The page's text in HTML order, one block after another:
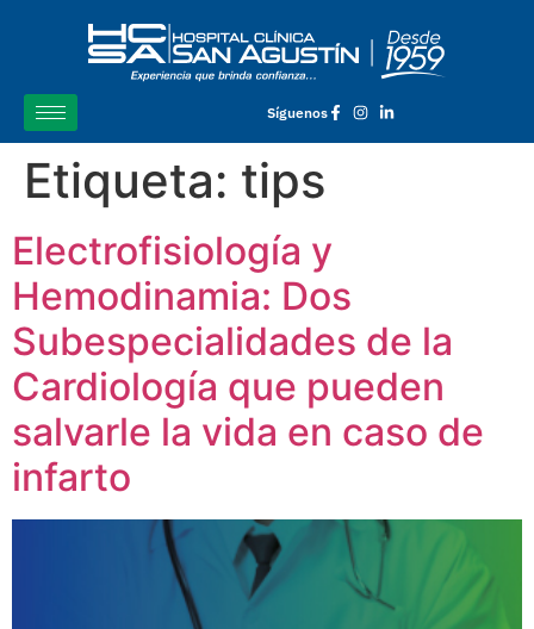
Síguenos
Etiqueta: tips
Electrofisiología y
Hemodinamia: Dos
Subespecialidades de la
Cardiología que pueden
salvarle la vida en caso de
infarto